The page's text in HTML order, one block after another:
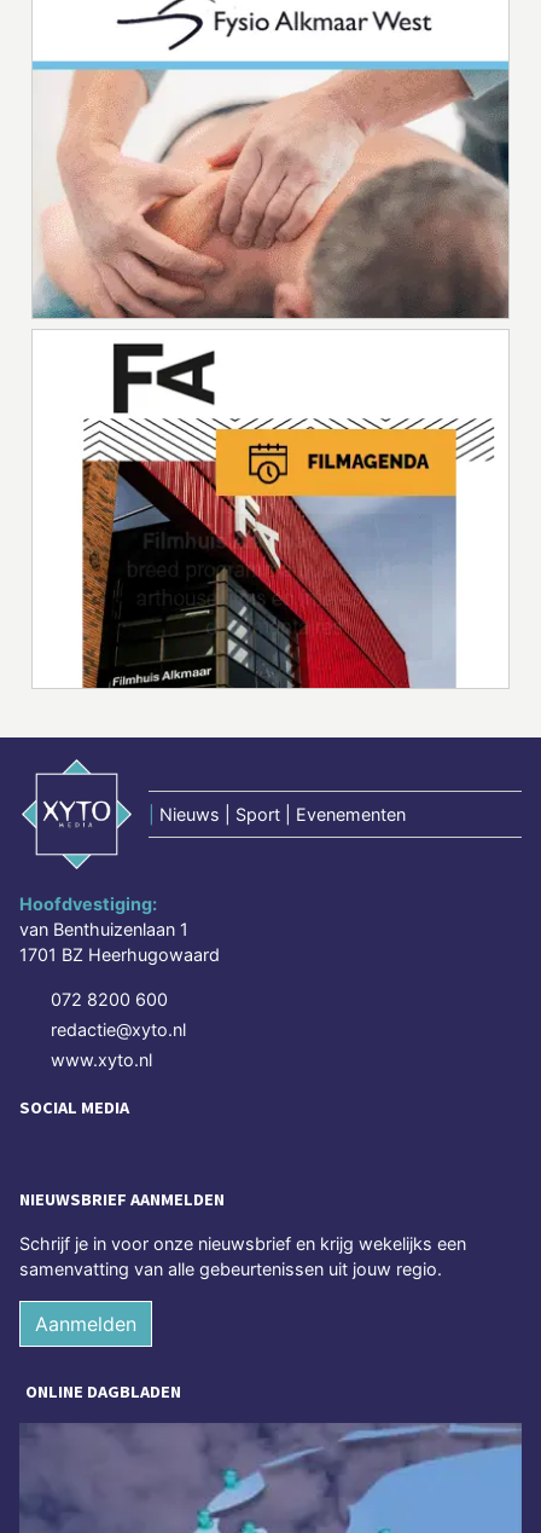
Nieuws | Sport | Evenementen
Hoofdvestiging:
van Benthuizenlaan 1
1701 BZ Heerhugowaard
072 8200 600
redactie@xyto.nl
www.xyto.nl
SOCIAL MEDIA
NIEUWSBRIEF AANMELDEN
Schrijf je in voor onze nieuwsbrief en krijg wekelijks een
samenvatting van alle gebeurtenissen uit jouw regio.
Aanmelden
ONLINE DAGBLADEN